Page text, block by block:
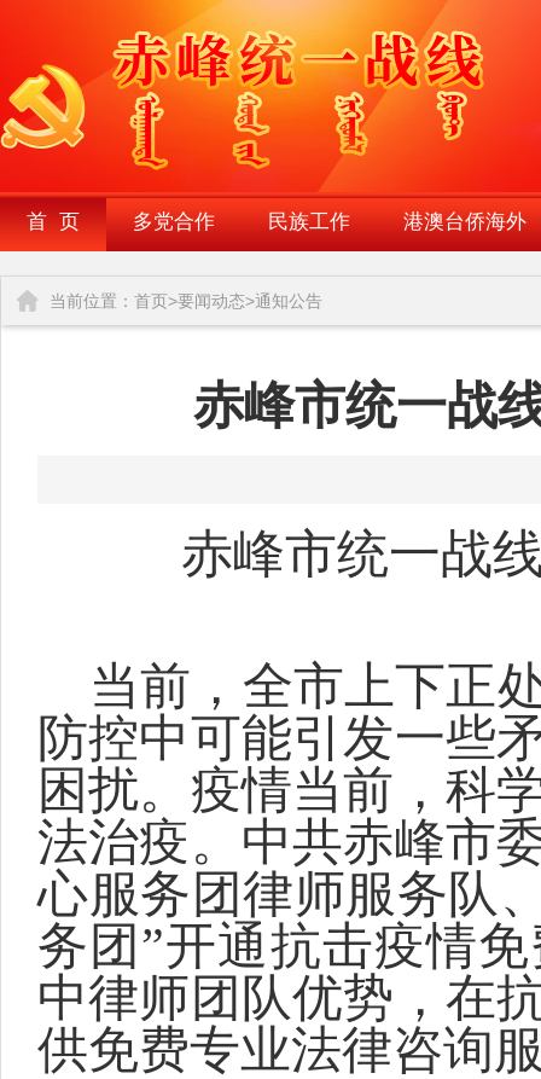
首 页 多党合作 民族工作 港澳台侨海外
当前位置： 首页>要闻动态>通知公告
赤峰市统一战
赤峰市统一战
当前，全市上下正
防控中可能引发一些
困扰。疫情当前，科
法治疫。中共赤峰市
心服务团律师服务队
务团”开通抗击疫情
中律师团队优势，在
供免费专业法律咨询